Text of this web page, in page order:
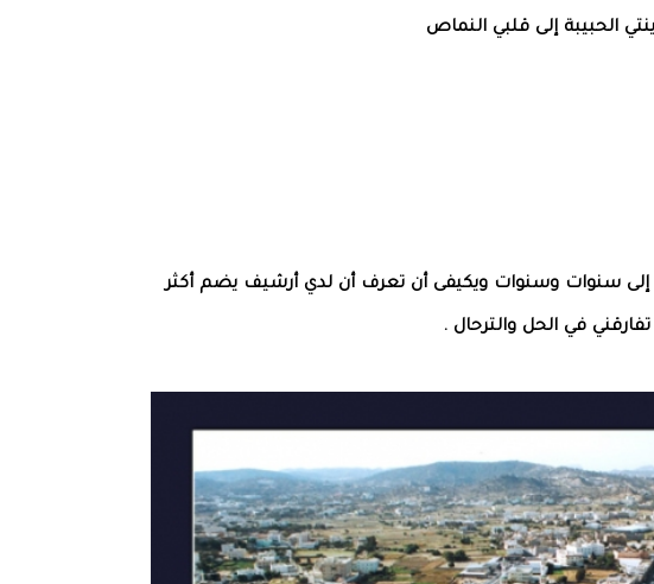
الحبيبة إلى قلبي النماص
إلى سنوات وسنوات ويكيفى أن تعرف أن لدي أرشيف يضم أكثر
في الحل والترحال .